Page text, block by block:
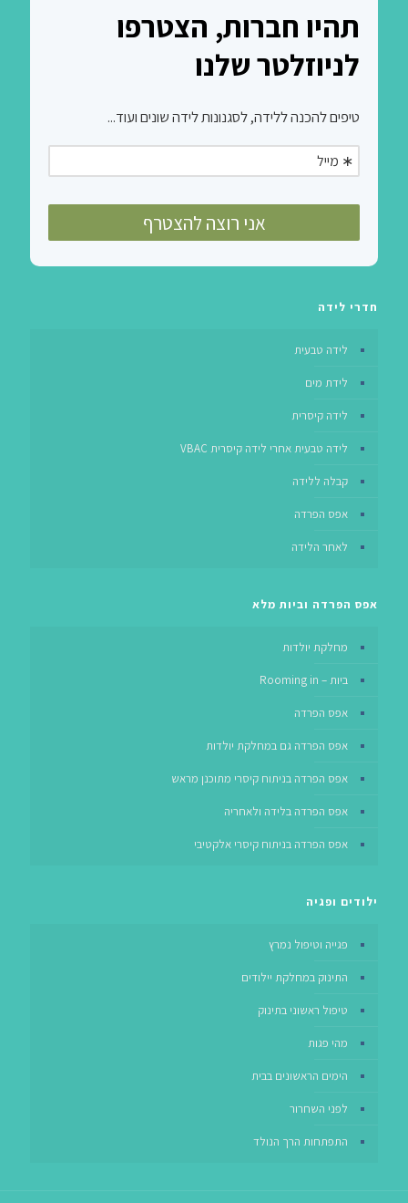
חדרי לידה
לידה טבעית
לידת מים
לידה קיסרית
לידה טבעית אחרי לידה קיסרית VBAC
קבלה ללידה
אפס הפרדה
לאחר הלידה
אפס הפרדה וביות מלא
מחלקת יולדות
ביות – Rooming in
אפס הפרדה
אפס הפרדה גם במחלקת יולדות
אפס הפרדה בניתוח קיסרי מתוכנן מראש
אפס הפרדה בלידה ולאחריה
אפס הפרדה בניתוח קיסרי אלקטיבי
ילודים ופגיה
פגייה וטיפול נמרץ
התינוק במחלקת יילודים
טיפול ראשוני בתינוק
מהי פגות
הימים הראשונים בבית
לפני השחרור
התפתחות הרך הנולד